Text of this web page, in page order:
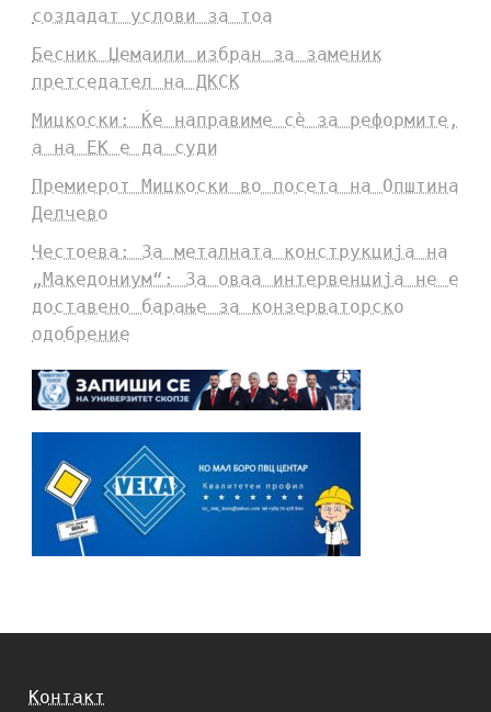
создадат услови за тоа
Бесник Џемаили избран за заменик
претседател на ДКСК
Мицкоски: Ќе направиме сè за реформите,
а на ЕК е да суди
Премиерот Мицкоски во посета на Општина
Делчево
Честоева: За металната конструкција на
„Македониум“: За оваа интервенција не е
доставено барање за конзерваторско
одобрение
Контакт